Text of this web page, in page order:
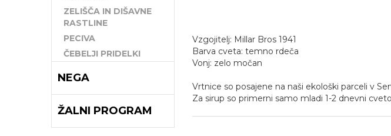
ZELIŠČA IN DIŠAVNE
RASTLINE
PECIVA
ČEBELJI PRIDELKI
NEGA
ŽALNI PROGRAM
Vzgojitelj: Millar Bros 1941
Barva cveta: temno rdeča
Vonj: zelo močan
Vrtnice so posajene na naši ekološki parceli v
Za sirup so primerni samo mladi 1-2 dnevni